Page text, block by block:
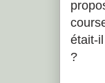
était-
?